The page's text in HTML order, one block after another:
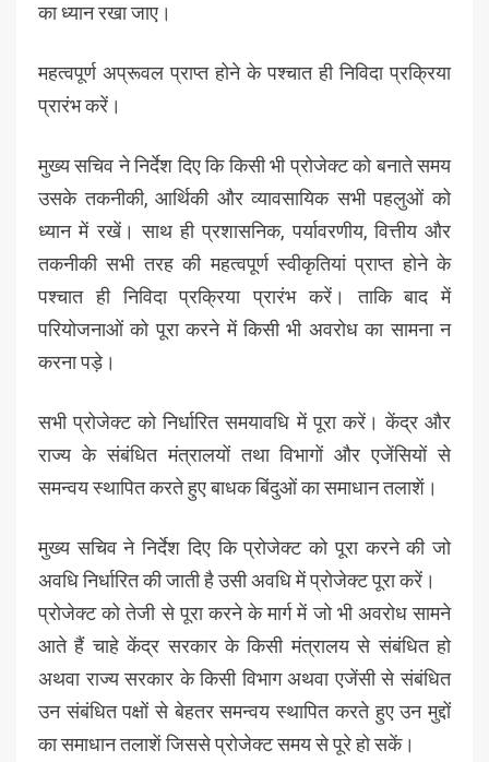
का ध्यान रखा जाए।
महत्वपूर्ण अप्रूवल प्राप्त होने के पश्चात ही निविदा प्रक्रिया
प्रारंभ करें।
मुख्य सचिव ने निर्देश दिए कि किसी भी प्रोजेक्ट को बनाते समय
उसके तकनीकी, आर्थिकी और व्यावसायिक सभी पहलुओं को
ध्यान में रखें। साथ ही प्रशासनिक, पर्यावरणीय, वित्तीय और
तकनीकी सभी तरह की महत्वपूर्ण स्वीकृतियां प्राप्त होने के
पश्चात ही निविदा प्रक्रिया प्रारंभ करें। ताकि बाद में
परियोजनाओं को पूरा करने में किसी भी अवरोध का सामना न
करना पड़े।
सभी प्रोजेक्ट को निर्धारित समयावधि में पूरा करें। केंद्र और
राज्य के संबंधित मंत्रालयों तथा विभागों और एजेंसियों से
समन्वय स्थापित करते हुए बाधक बिंदुओं का समाधान तलाशें।
मुख्य सचिव ने निर्देश दिए कि प्रोजेक्ट को पूरा करने की जो
अवधि निर्धारित की जाती है उसी अवधि में प्रोजेक्ट पूरा करें।
प्रोजेक्ट को तेजी से पूरा करने के मार्ग में जो भी अवरोध सामने
आते हैं चाहे केंद्र सरकार के किसी मंत्रालय से संबंधित हो
अथवा राज्य सरकार के किसी विभाग अथवा एजेंसी से संबंधित
उन संबंधित पक्षों से बेहतर समन्वय स्थापित करते हुए उन मुद्दों
का समाधान तलाशें जिससे प्रोजेक्ट समय से पूरे हो सकें।